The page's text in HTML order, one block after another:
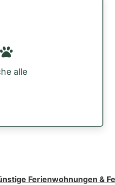
alle
Ferienwohnungen &